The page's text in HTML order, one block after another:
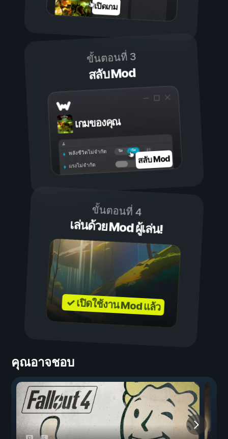
เปิดเกม
ขั้นตอนที่ 3
สลับ Mod
เกมของคุณ
เปิด
ปิด
พลังชีวิตไม่จำกัด
แรงไม่จำกัด สลับ Mod
ขั้นตอนที่ 4
เล่นด้วย Mod ผู้เล่น!
✓ เปิดใช้งาน Mod แล้ว
คุณอาจชอบ